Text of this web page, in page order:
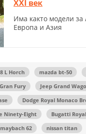
XXI век
Има както модели за
Европа и Азия
L Horch mazda bt-50
Fury
Jeep Grand
Dodge Royal Monaco
Ninety-Eight Bugatti
maybach 62 nissan titan